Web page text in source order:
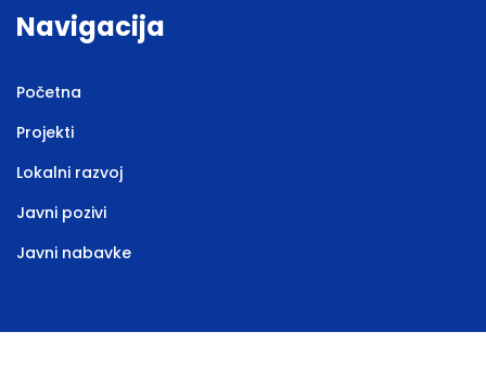
Navigacija
Početna
Projekti
Lokalni razvoj
Javni pozivi
Javni nabavke